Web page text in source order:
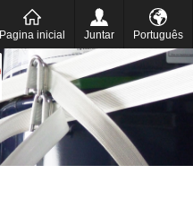
Pagina inicial Juntar Português